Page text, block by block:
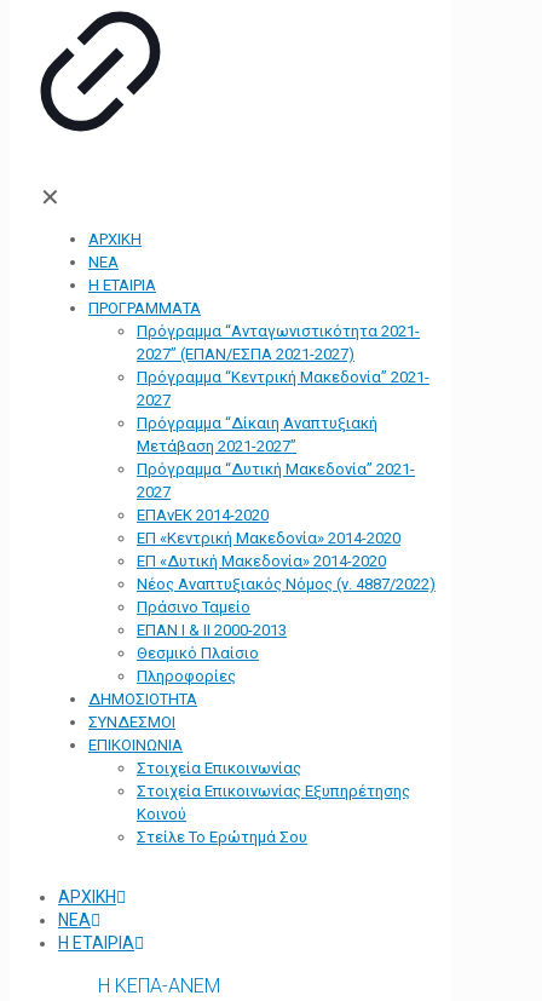
✕
ΑΡΧΙΚΗ
ΝΕΑ
Η ΕΤΑΙΡΙΑ
ΠΡΟΓΡΑΜΜΑΤΑ
Πρόγραμμα “Ανταγωνιστικότητα 2021-
2027” (ΕΠΑΝ/ΕΣΠΑ 2021-2027)
Πρόγραμμα “Κεντρική Μακεδονία” 2021-
2027
Πρόγραμμα “Δίκαιη Αναπτυξιακή
Μετάβαση 2021-2027”
Πρόγραμμα “Δυτική Μακεδονία” 2021-
2027
ΕΠΑνΕΚ 2014-2020
ΕΠ «Kεντρική Μακεδονία» 2014-2020
ΕΠ «Δυτική Μακεδονία» 2014-2020
Νέος Αναπτυξιακός Νόμος (ν. 4887/2022)
Πράσινο Ταμείο
ΕΠΑΝ Ι & ΙΙ 2000-2013
Θεσμικό Πλαίσιο
Πληροφορίες
ΔΗΜΟΣΙΟΤΗΤΑ
ΣΥΝΔΕΣΜΟΙ
ΕΠΙΚΟΙΝΩΝΙΑ
Στοιχεία Επικοινωνίας
Στοιχεία Επικοινωνίας Εξυπηρέτησης
Κοινού
Στείλε Το Ερώτημά Σου
ΑΡΧΙΚΗ
ΝΕΑ
Η ΕΤΑΙΡΙΑ
Η ΚΕΠΑ-ΑΝΕΜ